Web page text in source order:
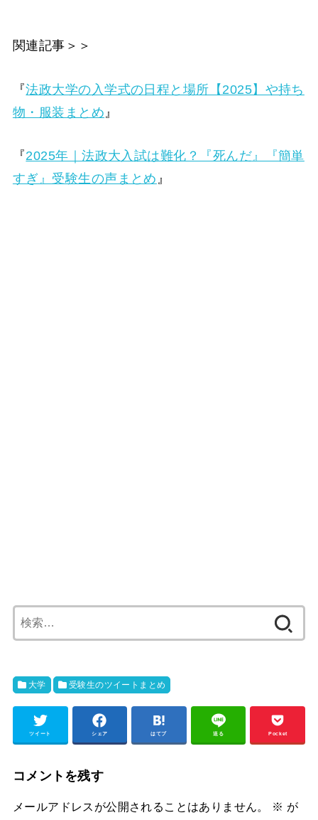
関連記事＞＞
『法政大学の入学式の日程と場所【2025】や持ち
物・服装まとめ 』
『2025年｜法政大入試は難化？『死んだ』『簡単
すぎ』受験生の声まとめ 』
索:
大学 受験生のツイートまとめ
ツイート シェア はてブ 送る Pocket
コメントを残す
メールアドレスが公開されることはありません。 ※ が